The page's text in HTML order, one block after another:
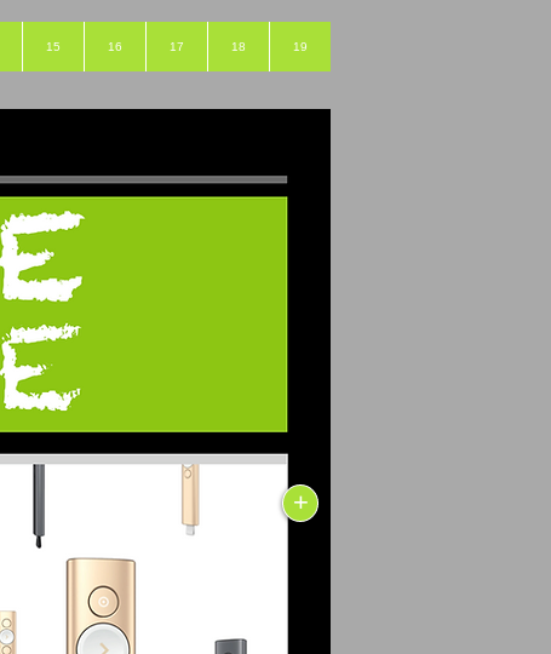
15 16 17 18 19
+